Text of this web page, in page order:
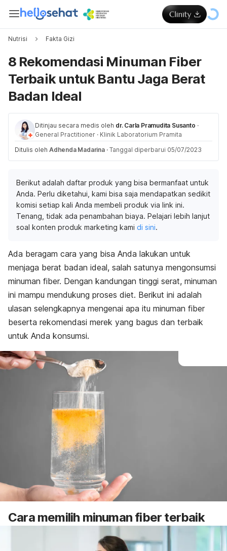
Nutrisi Fakta Gizi
8 Rekomendasi Minuman Fiber
Terbaik untuk Bantu Jaga Berat
Badan Ideal
Ditinjau secara medis oleh dr. Carla Pramudita Susanto ·
General Practitioner · Klinik Laboratorium Pramita
Ditulis oleh Adhenda Madarina · Tanggal diperbarui 05/07/2023
Berikut adalah daftar produk yang bisa bermanfaat untuk
Anda. Perlu diketahui, kami bisa saja mendapatkan sedikit
komisi setiap kali Anda membeli produk via link ini.
Tenang, tidak ada penambahan biaya. Pelajari lebih lanjut
soal konten produk marketing kami di sini.
Ada beragam cara yang bisa Anda lakukan untuk
menjaga berat badan ideal, salah satunya mengonsumsi
minuman fiber. Dengan kandungan tinggi serat, minuman
ini mampu mendukung proses diet. Berikut ini adalah
ulasan selengkapnya mengenai apa itu minuman fiber
beserta rekomendasi merek yang bagus dan terbaik
untuk Anda konsumsi.
Cara memilih minuman fiber terbaik